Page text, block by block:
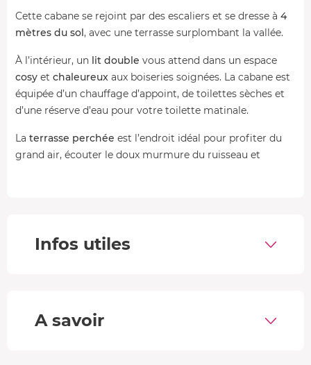
Cette cabane se rejoint par des escaliers et se dresse à 4
mètres du sol, avec une terrasse surplombant la vallée.
À l’intérieur, un lit double vous attend dans un espace
cosy et chaleureux aux boiseries soignées. La cabane est
équipée d’un chauffage d’appoint, de toilettes sèches et
d’une réserve d’eau pour votre toilette matinale.
La terrasse perchée est l’endroit idéal pour profiter du
grand air, écouter le doux murmure du ruisseau et
du domaine, une structure finlandaise en forme d’étoile,
muscles, pour un vrai moment de bien-être.
Infos utiles
A savoir